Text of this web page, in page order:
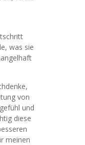
was sie
von
und
diese
meinen